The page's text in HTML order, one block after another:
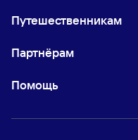
Путешественникам
Партнёрам
Помощь